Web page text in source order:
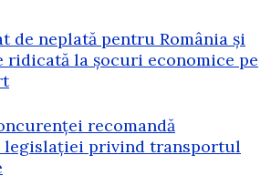
de neplată pentru România și
ridicată la șocuri economice pe
recomandă
legislației privind transportul